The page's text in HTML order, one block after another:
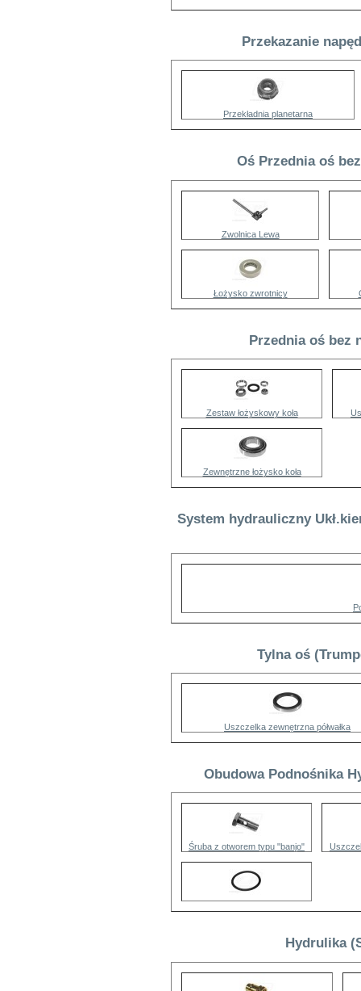
Przekazanie
Przekładnia planetarna
Oś Przednia oś
Zwolnica Lewa
Łożysko zwrotnicy
Przednia oś bez
Zestaw łożyskowy koła
Zewnętrzne łożysko koła
System hydrauliczny
Tylna oś
Uszczelka zewnętrzna półwałka
Obudowa Podnośnika
Śruba z otworem typu "banjo"
Hydrulika